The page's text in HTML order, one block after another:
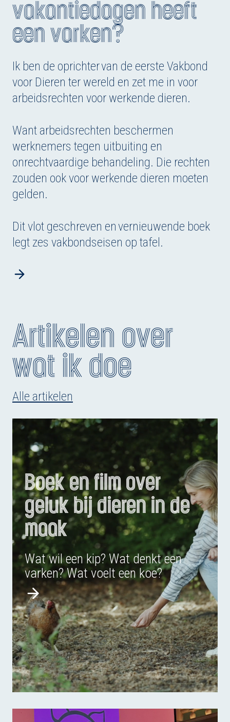
vakantiedagen heeft
een varken?
Ik ben de oprichter van de eerste Vakbond
voor Dieren ter wereld en zet me in voor
arbeidsrechten voor werkende dieren.
Want arbeidsrechten beschermen
werknemers tegen uitbuiting en
onrechtvaardige behandeling. Die rechten
zouden ook voor werkende dieren moeten
gelden.
Dit vlot geschreven en vernieuwende boek
legt zes vakbondseisen op tafel.
Artikelen over
wat ik doe
Alle artikelen
Boek en film over
geluk bij dieren in de
maak
Wat wil een kip? Wat denkt een
varken? Wat voelt een koe?